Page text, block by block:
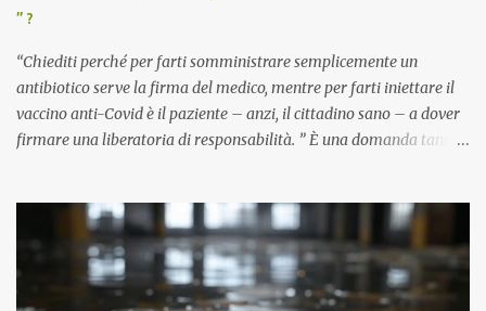
” ?
“Chiediti perché per farti somministrare semplicemente un
antibiotico serve la firma del medico, mentre per farti iniettare il
vaccino anti-Covid è il paziente – anzi, il cittadino sano – a dover
firmare una liberatoria di responsabilità. ” È una domanda tanto
pandemia. Un interrogativo che dovrebbe scuotere chiunque abbia
ancora il coraggio di pensare con la propria testa. Per il vaccino
anti-Covid, un pro-farmaco, con autorizzazione condizionata,
sviluppato in tempi record, con tecnologie mai utilizzate prima su